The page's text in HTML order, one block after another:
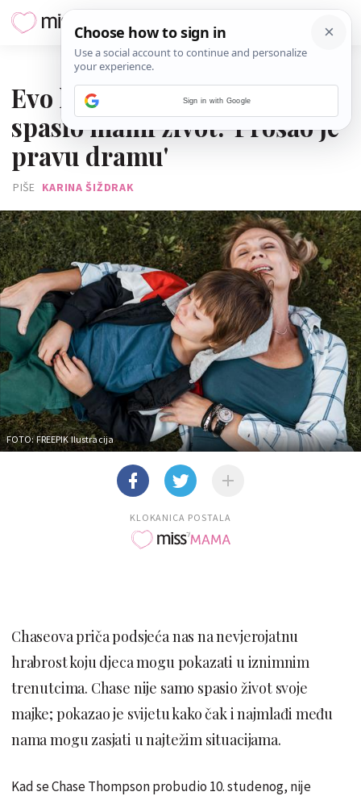
Evo kako je devetogodišnjak
spasio mami život: 'Prošao je
pravu dramu'
PIŠE KARINA ŠIŽDRAK
FOTO: FREEPIKIlustracija
KLOKANICA POSTALA
Chaseova priča podsjeća nas na nevjerojatnu
hrabrost koju djeca mogu pokazati u iznimnim
trenutcima. Chase nije samo spasio život svoje
majke; pokazao je svijetu kako čak i najmlađi među
nama mogu zasjati u najtežim situacijama.
Kad se Chase Thompson probudio 10. studenog, nije
Sign in with Google